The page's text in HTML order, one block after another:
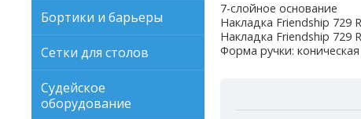
Бортики и барьеры
Сетки для столов
Судейское
оборудование
7-слойное основание
Накладка Friendship 729
Накладка Friendship 729
Форма ручки: коническая